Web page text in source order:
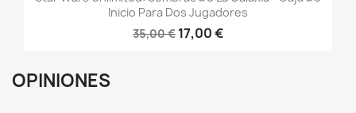
Inicio Para Dos Jugadores
35,00 € 17,00 €
OPINIONES